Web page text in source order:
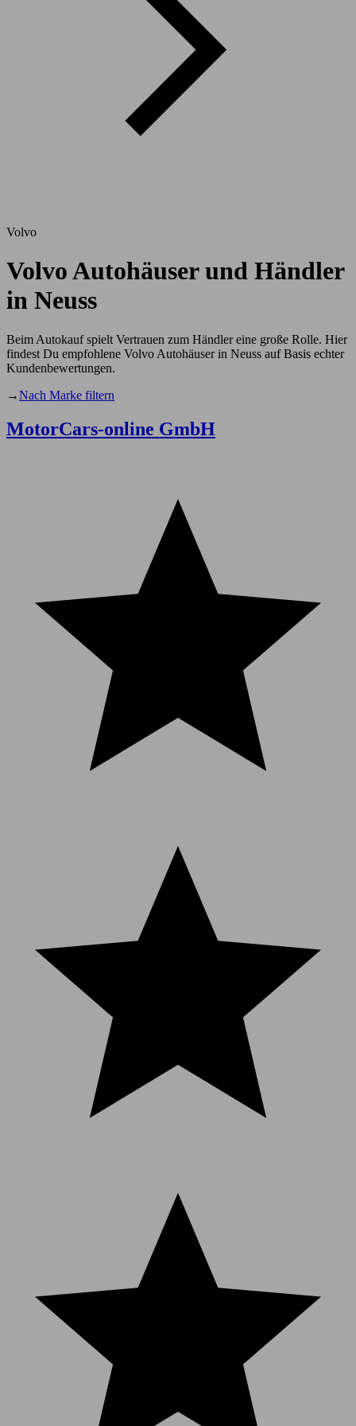
Volvo
Volvo Autohäuser und Händler
in Neuss
Beim Autokauf spielt Vertrauen zum Händler eine große Rolle. Hier
findest Du empfohlene Volvo Autohäuser in Neuss auf Basis echter
Kundenbewertungen.
→Nach Marke filtern
MotorCars-online GmbH